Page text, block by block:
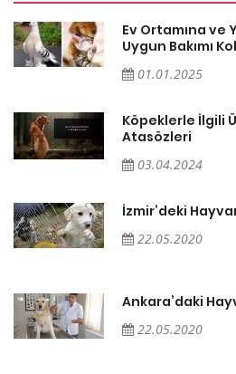
Ev Ortamına ve
Uygun Bakımı
01.01.2025
Köpeklerle İlgili
Atasözleri
03.04.2024
İzmir’deki
22.05.2020
Ankara’daki
22.05.2020